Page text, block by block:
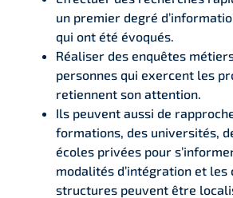
un premier degré
qui ont été évoqués.
Réaliser des enquêtes
personnes qui exercent les
retiennent son attention.
Ils peuvent aussi de
formations, des universités,
écoles privées pour
modalités d’intégration et les
structures peuvent être